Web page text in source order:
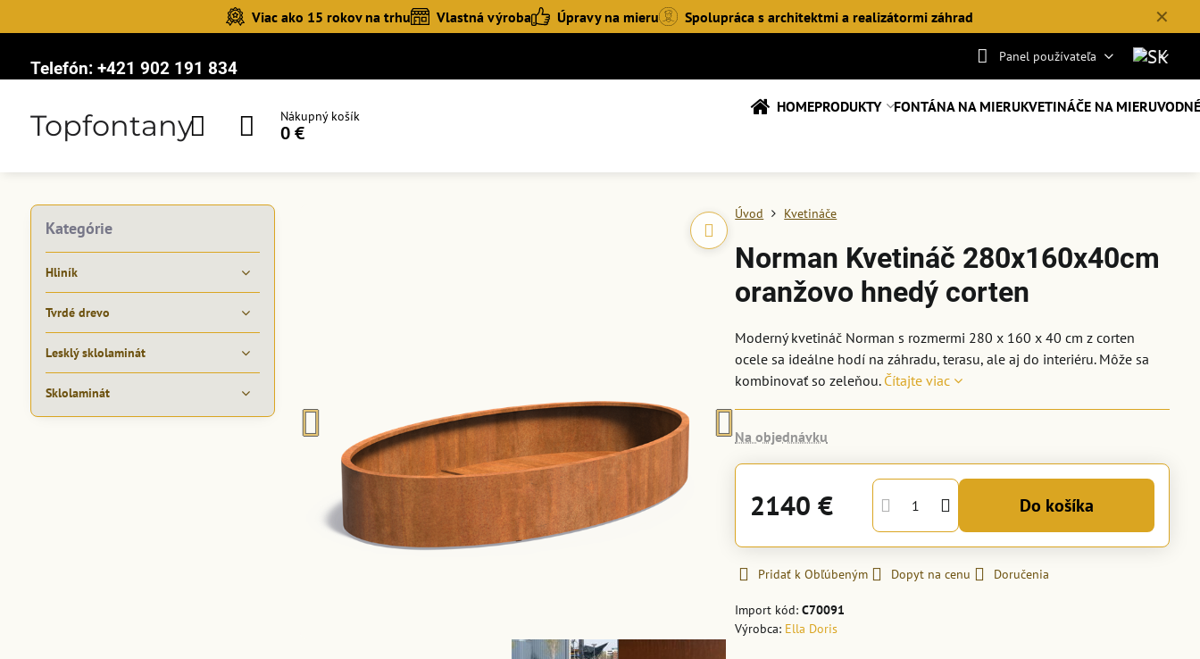
✕
Viac ako 15 rokov na trhu Vlastná výroba Úpravy na mieru Spolupráca s architektmi a realizátormi záhrad
Telefón: +421 902 191 834
Panel používateľa
Topfontany Nákupný košík
0 €
HOMEPRODUKTY FONTÁNA NA MIERUKVETINÁČE NA MIERU
Úvod Kvetináče
Norman Kvetináč 280x160x40cm
oranžovo hnedý corten
Moderný kvetináč Norman s rozmermi 280 x 160 x 40 cm z corten
ocele sa ideálne hodí na záhradu, terasu, ale aj do interiéru. Môže sa
kombinovať so zeleňou. Čítajte viac
Na objednávku
2140 € Do košíka
Pridať k Obľúbeným Dopyt na cenu Doručenia
Import kód:C70091
Výrobca: Ella Doris
Kategórie
Hliník
Tvrdé drevo
Lesklý sklolaminát
Sklolaminát